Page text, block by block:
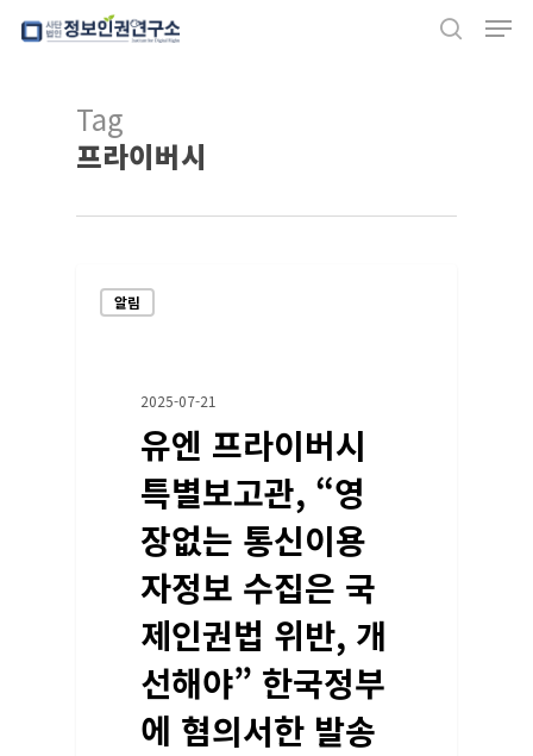
Skip
Tag
프라이버시
알림
2025-07-21
유엔 프라이버시
특별보고관, “영
장없는 통신이용
자정보 수집은 국
제인권법 위반, 개
선해야” 한국정부
에 혐의서한 발송